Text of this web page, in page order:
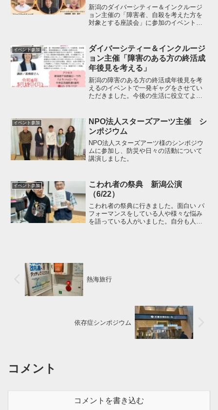
新潟のダイバーシティー＆インクルージ
ョン主催の「障害者、自殺を考えた方を
対象とする座談会」に参加のイベントに
バシティーのイベント後、一刻さんのお
店で打ち上げ会をしました...
イベント参加
ダイバーシティー＆インクルージ
ョン主催「障害のある方の終活成
年後見を考える」
新潟の障害のある方の終活成年後見を考
えるのイベントで一発ギャグをさせてい
ただきました。今後の生活に役立てよう
イベント参加
NPO法人スターズアーツ主催 シ
ンポジウム
NPO法人スターズアーツ様のシンポジウ
ムに参加し、防災や日々の活動について
講演しました。
イベント参加
こわれ者の祭典 新潟公演
（6/22）
こわれ者の祭典に行きました。面白い パ
フォーマンスをしている人や様々な悩み
を語っている人がいました。自分も人前
熱海旅行
依存症シンポジウム
コメント
コメントを書き込む